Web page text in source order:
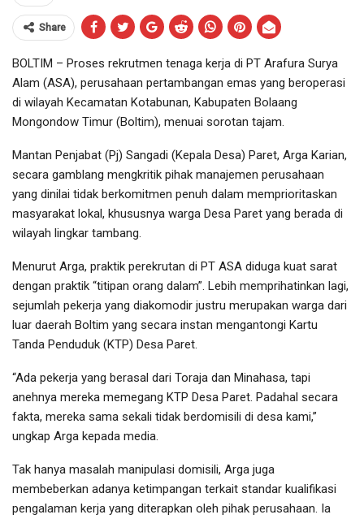
Share
BOLTIM – Proses rekrutmen tenaga kerja di PT Arafura Surya
Alam (ASA), perusahaan pertambangan emas yang beroperasi
di wilayah Kecamatan Kotabunan, Kabupaten Bolaang
Mongondow Timur (Boltim), menuai sorotan tajam.
Mantan Penjabat (Pj) Sangadi (Kepala Desa) Paret, Arga Karian,
secara gamblang mengkritik pihak manajemen perusahaan
yang dinilai tidak berkomitmen penuh dalam memprioritaskan
masyarakat lokal, khususnya warga Desa Paret yang berada di
wilayah lingkar tambang.
Menurut Arga, praktik perekrutan di PT ASA diduga kuat sarat
dengan praktik “titipan orang dalam”. Lebih memprihatinkan lagi,
sejumlah pekerja yang diakomodir justru merupakan warga dari
luar daerah Boltim yang secara instan mengantongi Kartu
Tanda Penduduk (KTP) Desa Paret.
“Ada pekerja yang berasal dari Toraja dan Minahasa, tapi
anehnya mereka memegang KTP Desa Paret. Padahal secara
fakta, mereka sama sekali tidak berdomisili di desa kami,”
ungkap Arga kepada media.
Tak hanya masalah manipulasi domisili, Arga juga
membeberkan adanya ketimpangan terkait standar kualifikasi
pengalaman kerja yang diterapkan oleh pihak perusahaan. Ia